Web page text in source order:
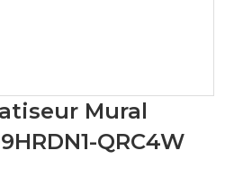
Mural
QRC4W